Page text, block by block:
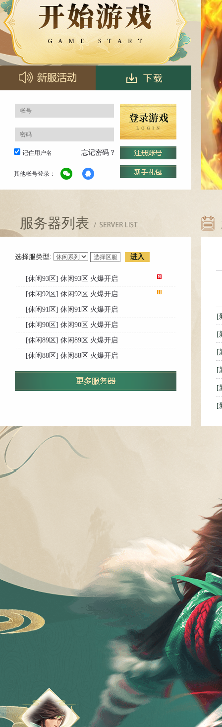
记住用户名 忘记密码？
其他帐号登录：
服务器列表
选择服类型: 进入
[休闲93区] 休闲93区 火爆开启
[休闲92区] 休闲92区 火爆开启
[休闲91区] 休闲91区 火爆开启
[休闲90区] 休闲90区 火爆开启
[休闲89区] 休闲89区 火爆开启
[休闲88区] 休闲88区 火爆开启
[
[
[
[
[
[